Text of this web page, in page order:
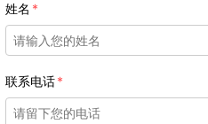
姓名
联系电话